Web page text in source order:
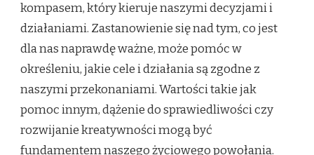
kompasem, który kieruje naszymi decyzjami i
działaniami. Zastanowienie się nad tym, co jest
dla nas naprawdę ważne, może pomóc w
określeniu, jakie cele i działania są zgodne z
naszymi przekonaniami. Wartości takie jak
pomoc innym, dążenie do sprawiedliwości czy
rozwijanie kreatywności mogą być
fundamentem naszego życiowego powołania.